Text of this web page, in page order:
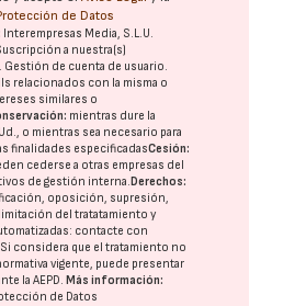
de Datos
Interempresas Media, S.L.U.
a nuestra(s)
Gestión de cuenta de usuario.
relacionados con la misma o
similares o
mientras dure la
o mientras sea necesario para
finalidades especificadasCesión:
cederse a otras empresas del
de gestión interna. Derechos:
oposición, supresión,
del tratatamiento y
contacte con
Si considera que el tratamiento no
vigente, puede presentar
laAEPD. Más información:
de Datos